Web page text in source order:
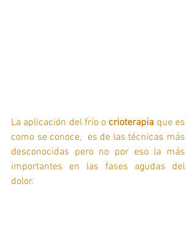
La aplicación del frío o crioterapia que es
como se conoce,  es de las técnicas más
desconocidas pero no por eso la más
importantes en las fases agudas del
dolor.